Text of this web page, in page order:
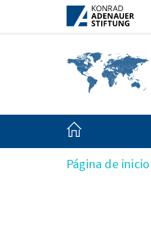
Saltar al contenido principal
Página de inicio